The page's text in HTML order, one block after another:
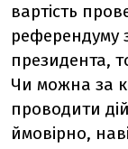
вартість
референдуму
президента,
Чи можна за
проводити
ймовірно,